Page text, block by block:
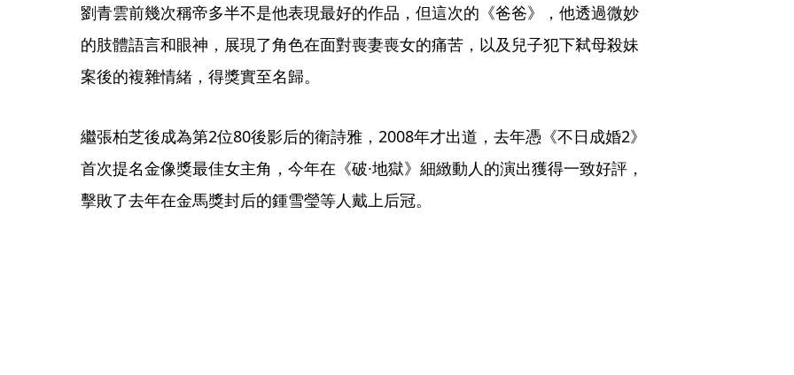
劉青雲前幾次稱帝多半不是他表現最好的作品，但這次的《爸爸》，他透過微妙
的肢體語言和眼神，展現了角色在面對喪妻喪女的痛苦，以及兒子犯下弒母殺妹
案後的複雜情緒，得獎實至名歸。
繼張柏芝後成為第2位80後影后的衛詩雅，2008年才出道，去年憑《不日成婚2》
首次提名金像獎最佳女主角，今年在《破·地獄》細緻動人的演出獲得一致好評，
擊敗了去年在金馬獎封后的鍾雪瑩等人戴上后冠。